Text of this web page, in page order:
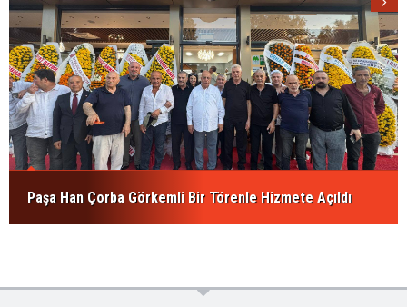
Paşa Han Çorba Görkemli Bir Törenle Hizmete Açıldı